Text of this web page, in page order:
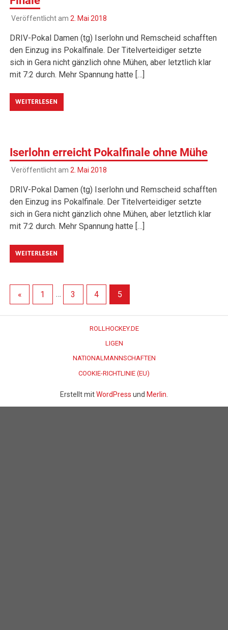
Veröffentlicht am 2. Mai 2018
DRIV-Pokal Damen (tg) Iserlohn und Remscheid schafften
den Einzug ins Pokalfinale. Der Titelverteidiger setzte
sich in Gera nicht gänzlich ohne Mühen, aber letztlich klar
mit 7:2 durch. Mehr Spannung hatte […]
WEITERLESEN
Iserlohn erreicht Pokalfinale ohne Mühe
Veröffentlicht am 2. Mai 2018
DRIV-Pokal Damen (tg) Iserlohn und Remscheid schafften
den Einzug ins Pokalfinale. Der Titelverteidiger setzte
sich in Gera nicht gänzlich ohne Mühen, aber letztlich klar
mit 7:2 durch. Mehr Spannung hatte […]
WEITERLESEN
« 1 … 3 4 5
ROLLHOCKEY.DE
LIGEN
NATIONALMANNSCHAFTEN
COOKIE-RICHTLINIE (EU)
Erstellt mitWordPress und Merlin.